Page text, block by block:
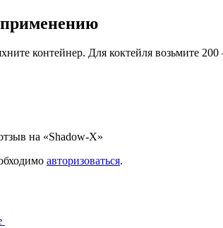
контейнер. Для коктейля возьмите
на «Shadow-X»
авторизоваться.